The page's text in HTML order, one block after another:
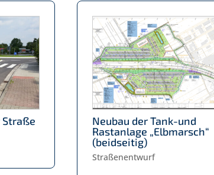
Neubau der Tank-und
Rastanlage „Elbmarsch“
(beidseitig)
Straßenentwurf